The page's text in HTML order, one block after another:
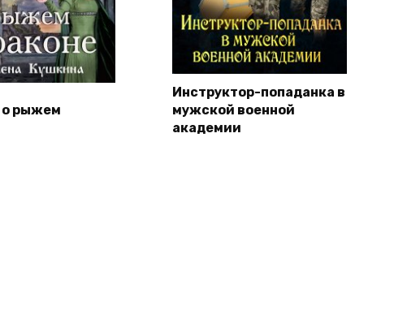
о рыжем
Инструктор-попаданка в
мужской военной
академии